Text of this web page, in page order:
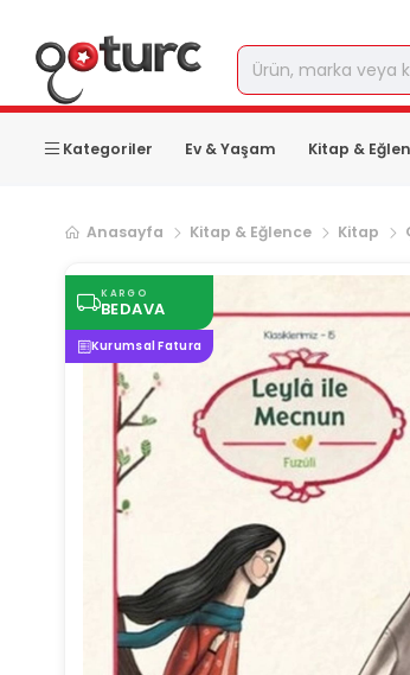
Kategoriler Ev & Yaşam Kitap &
Anasayfa Kitap & Eğlence Kitap
KARGO
BEDAVA
Kurumsal Fatura